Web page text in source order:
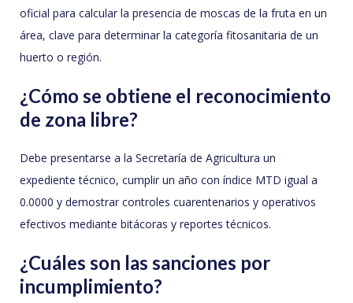
oficial para calcular la presencia de moscas de la fruta en un
área, clave para determinar la categoría fitosanitaria de un
huerto o región.
¿Cómo se obtiene el reconocimiento
de zona libre?
Debe presentarse a la Secretaría de Agricultura un
expediente técnico, cumplir un año con índice MTD igual a
0.0000 y demostrar controles cuarentenarios y operativos
efectivos mediante bitácoras y reportes técnicos.
¿Cuáles son las sanciones por
incumplimiento?